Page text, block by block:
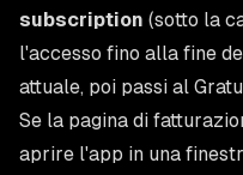
subscription (sotto la
l'accesso fino alla fine
attuale, poi passi al
Se la pagina di
aprire l'app in una